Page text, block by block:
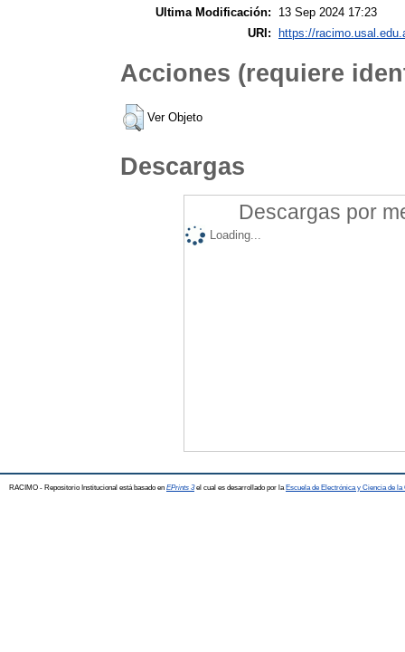
Ultima Modificación:
13 Sep 2024 17:23
URI:
https://
Acciones (requiere
Ver Objeto
Descargas
Descargas por
Loading...
RACIMO - Repositorio Institucional está basado en EPrints 3el cual es desarrollado por la Escuela de Electrónica y Ciencia de la